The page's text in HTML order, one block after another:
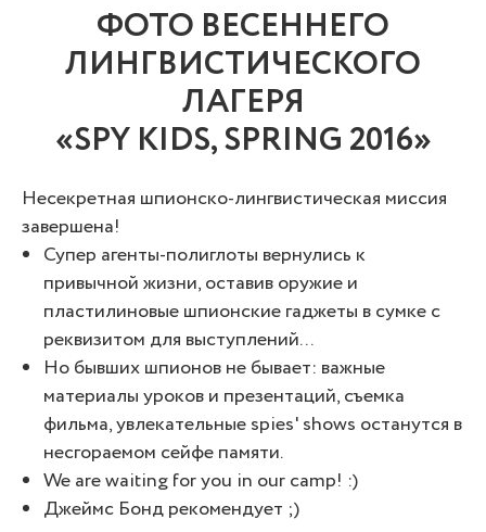
ФОТО ВЕСЕННЕГО
ЛИНГВИСТИЧЕСКОГО
ЛАГЕРЯ
«SPY KIDS, SPRING 2016»
Несекретная шпионско-лингвистическая миссия
завершена!
Супер агенты-полиглоты вернулись к
привычной жизни, оставив оружие и
пластилиновые шпионские гаджеты в сумке с
реквизитом для выступлений...
Но бывших шпионов не бывает: важные
материалы уроков и презентаций, съемка
фильма, увлекательные spies' shows останутся в
несгораемом сейфе памяти.
We are waiting for you in our camp! :)
Джеймс Бонд рекомендует ;)